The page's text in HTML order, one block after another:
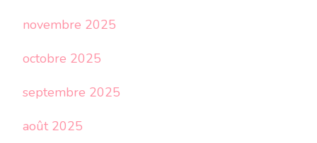
novembre 2025
octobre 2025
septembre 2025
août 2025